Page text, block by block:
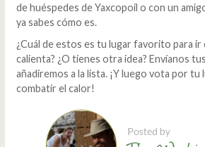
de huéspedes de Yaxcopoil o con un
ya sabes cómo es.
¿Cuál de estos es tu lugar favorito para ir
calienta? ¿O tienes otra idea? Envíanos
añadiremos a la lista. ¡Y luego vota por
combatir el calor!